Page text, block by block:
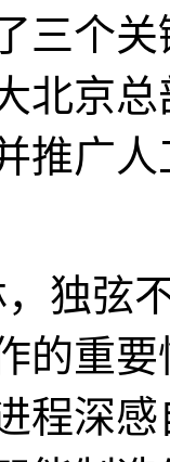
三个
北京
推广
弦不
的重
程深